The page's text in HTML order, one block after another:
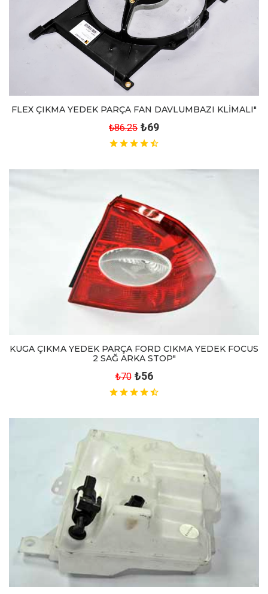
FLEX ÇIKMA YEDEK PARÇA FAN DAVLUMBAZI KLİMALI"
₺86.25 ₺69
KUGA ÇIKMA YEDEK PARÇA FORD CIKMA YEDEK FOCUS
2 SAĞ ARKA STOP"
₺70 ₺56